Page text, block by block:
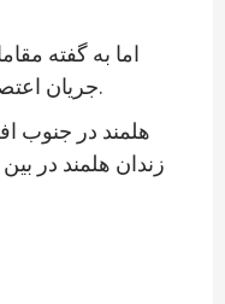
اما به گفته
جریان اعتصاب زندانیان هلمند رخ نداده است.
هلمند در جنوب
زندان هلمند در بین